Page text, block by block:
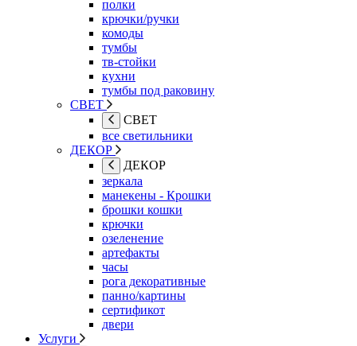
полки
крючки/ручки
комоды
тумбы
тв-стойки
кухни
тумбы под раковину
СВЕТ
СВЕТ
все светильники
ДЕКОР
ДЕКОР
зеркала
манекены - Крошки
брошки кошки
крючки
озеленение
артефакты
часы
рога декоративные
панно/картины
сертификот
двери
Услуги